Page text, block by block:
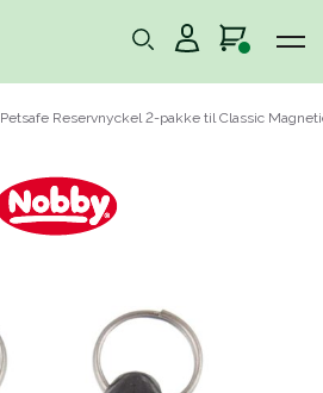
Petsafe Reservnyckel 2-pakke til Classic